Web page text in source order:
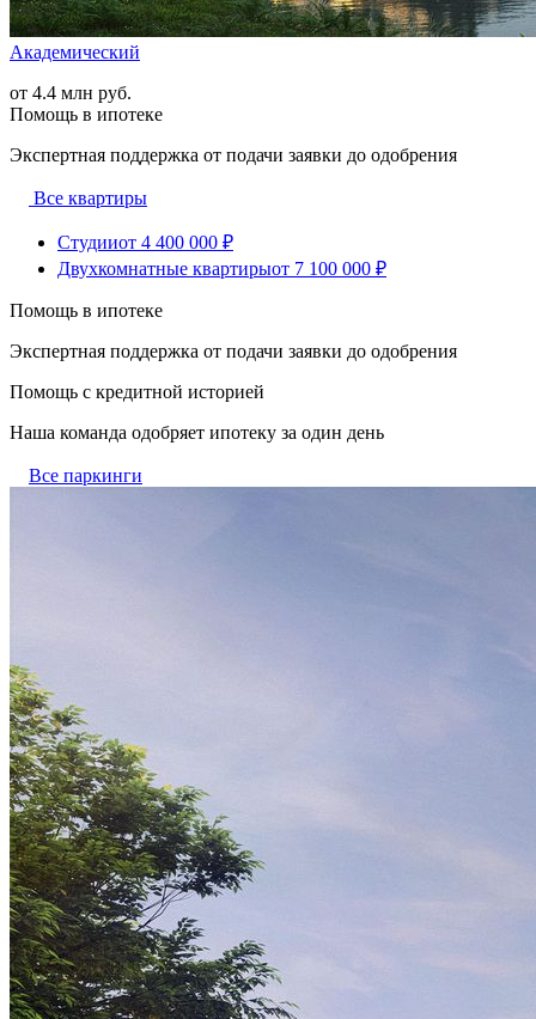
Академический
от 4.4 млн руб.
Помощь в ипотеке
Экспертная поддержка от подачи заявки до одобрения
Все квартиры
Студииот 4 400 000 ₽
Двухкомнатные квартирыот 7 100 000 ₽
Помощь в ипотеке
Экспертная поддержка от подачи заявки до одобрения
Помощь с кредитной историей
Наша команда одобряет ипотеку за один день
Все паркинги